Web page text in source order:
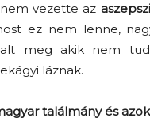
vezette az
ez nem lenne,
meg akik nem
láznak.
találmány és